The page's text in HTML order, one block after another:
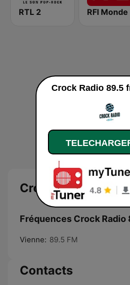
RTL 2 RFI Monde
Crock Radio 89.5
Fréquences Crock Radio
Vienne: 89.5 FM
Contacts